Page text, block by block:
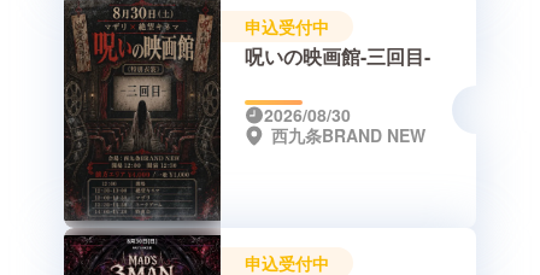
申込受付中
呪いの映画館-三回目-
2026/08/30
西九条BRAND NEW
申込受付中